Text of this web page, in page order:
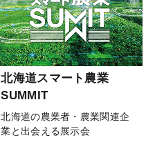
北海道スマート農業
SUMMIT
北海道の農業者・農業関連企
業と出会える展示会